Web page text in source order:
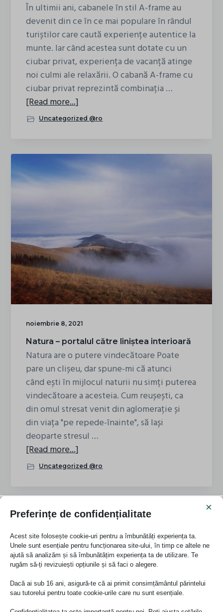
În ultimii ani, cabanele în stil A-frame au
devenit din ce în ce mai populare în rândul
turiștilor care caută experiențe autentice la
munte. Iar când acestea sunt dotate cu un
ciubar privat, experiența de vacanță atinge
noi culmi ale relaxării. O cabană A-frame cu
ciubar privat reprezintă combinația …
[Read more...]about
Beneficiile
Relaxare
Supremă
la
Uncategorized @ro
noiembrie 8, 2021
Natura – portalul către liniștea interioară
Natura are o putere vindecătoare Poate
pare un clișeu, dar spune-mi că atunci
când ești în mijlocul naturii nu simți puterea
vindecătoare a acesteia. Cum reușești, ca
din omul stresat venit din aglomerație și
din viața "pe repede-înainte", să lași
deoparte stresul …
[Read more...]about
Natura
liniștea
interioară
Uncategorized @ro
Preferințe de confidențialitate
×
Acest site folosește cookie-uri pentru a îmbunătăți experiența ta.
Unele sunt esențiale pentru funcționarea site-ului, în timp ce altele ne
ajută să analizăm și să îmbunătățim experiența ta de utilizare. Te
rugăm să-ți revizuiești opțiunile și să faci o alegere.
Dacă ai sub 16 ani, asigură-te că ai primit consimțământul părintelui
sau tutorelui pentru toate cookie-urile care nu sunt esențiale.